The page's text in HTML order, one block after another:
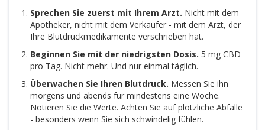
Sprechen Sie zuerst mit Ihrem Arzt. Nicht mit dem
Apotheker, nicht mit dem Verkäufer - mit dem Arzt, der
Ihre Blutdruckmedikamente verschrieben hat.
Beginnen Sie mit der niedrigsten Dosis. 5 mg CBD
pro Tag. Nicht mehr. Und nur einmal täglich.
Überwachen Sie Ihren Blutdruck. Messen Sie ihn
morgens und abends für mindestens eine Woche.
Notieren Sie die Werte. Achten Sie auf plötzliche Abfälle
- besonders wenn Sie sich schwindelig fühlen.